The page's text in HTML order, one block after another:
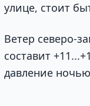
улице, стоит
Ветер северо-
составит
давление